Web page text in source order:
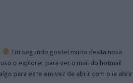
Em segundo gostei muito desta nova
o explorer para ver o mail do hotmail
para este em vez de abrir com o ie abrir